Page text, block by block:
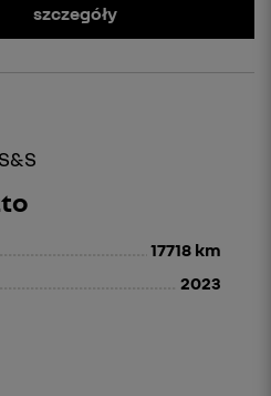
szczegóły
17718 km
2023